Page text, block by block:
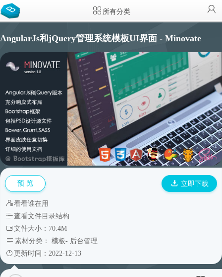
所有分类
AngularJs和jQuery管理系统模板UI界面 - Minovate
预 览 立即下载
看看谁在用
查看文件目录结构
文件大小：70.4M
素材分类： 模板- 后台管理
更新时间：2022-12-13